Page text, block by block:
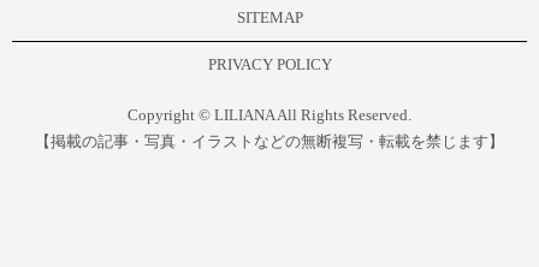
SITEMAP
PRIVACY POLICY
Copyright © LILIANA All Rights Reserved.
【掲載の記事・写真・イラストなどの無断複写・転載を禁じます】